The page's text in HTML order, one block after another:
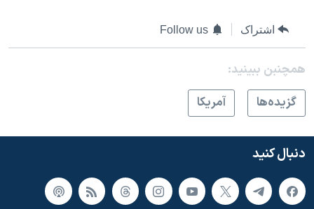
اشتراک Follow us
همچنبن ببینید:
گزيده‌ها
آمريکا
دنبال کنید